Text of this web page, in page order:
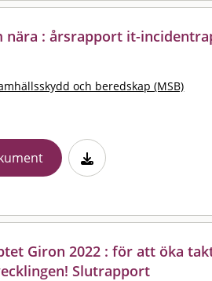
nära : årsrapport it-
och beredskap (MSB)
Giron 2022 : för att öka
Slutrapport